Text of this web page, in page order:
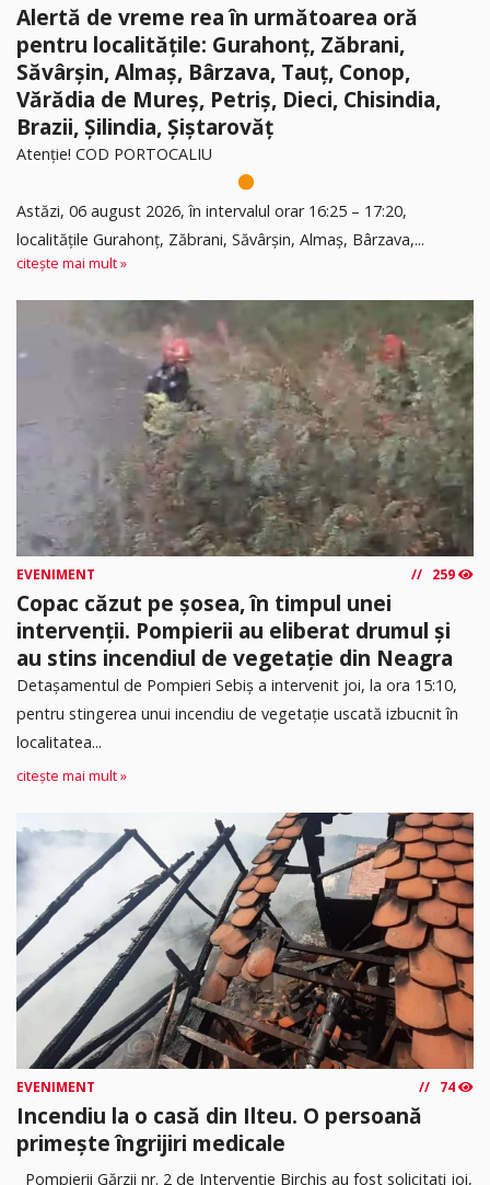
Alertă de vreme rea în următoarea oră
pentru localitățile: Gurahonț, Zăbrani,
Săvârșin, Almaș, Bârzava, Tauț, Conop,
Vărădia de Mureș, Petriș, Dieci, Chisindia,
Brazii, Șilindia, Șiștarovăț
Atenție! COD PORTOCALIU
Astăzi, 06 august 2026, în intervalul orar 16:25 – 17:20,
localitățile Gurahonț, Zăbrani, Săvârșin, Almaș, Bârzava,...
citește mai mult »
EVENIMENT 259
Copac căzut pe șosea, în timpul unei
intervenții. Pompierii au eliberat drumul și
au stins incendiul de vegetație din Neagra
Detașamentul de Pompieri Sebiș a intervenit joi, la ora 15:10,
pentru stingerea unui incendiu de vegetație uscată izbucnit în
localitatea...
citește mai mult »
EVENIMENT 74
Incendiu la o casă din Ilteu. O persoană
primește îngrijiri medicale
Pompierii Gărzii nr. 2 de Intervenție Birchiș au fost solicitați joi,